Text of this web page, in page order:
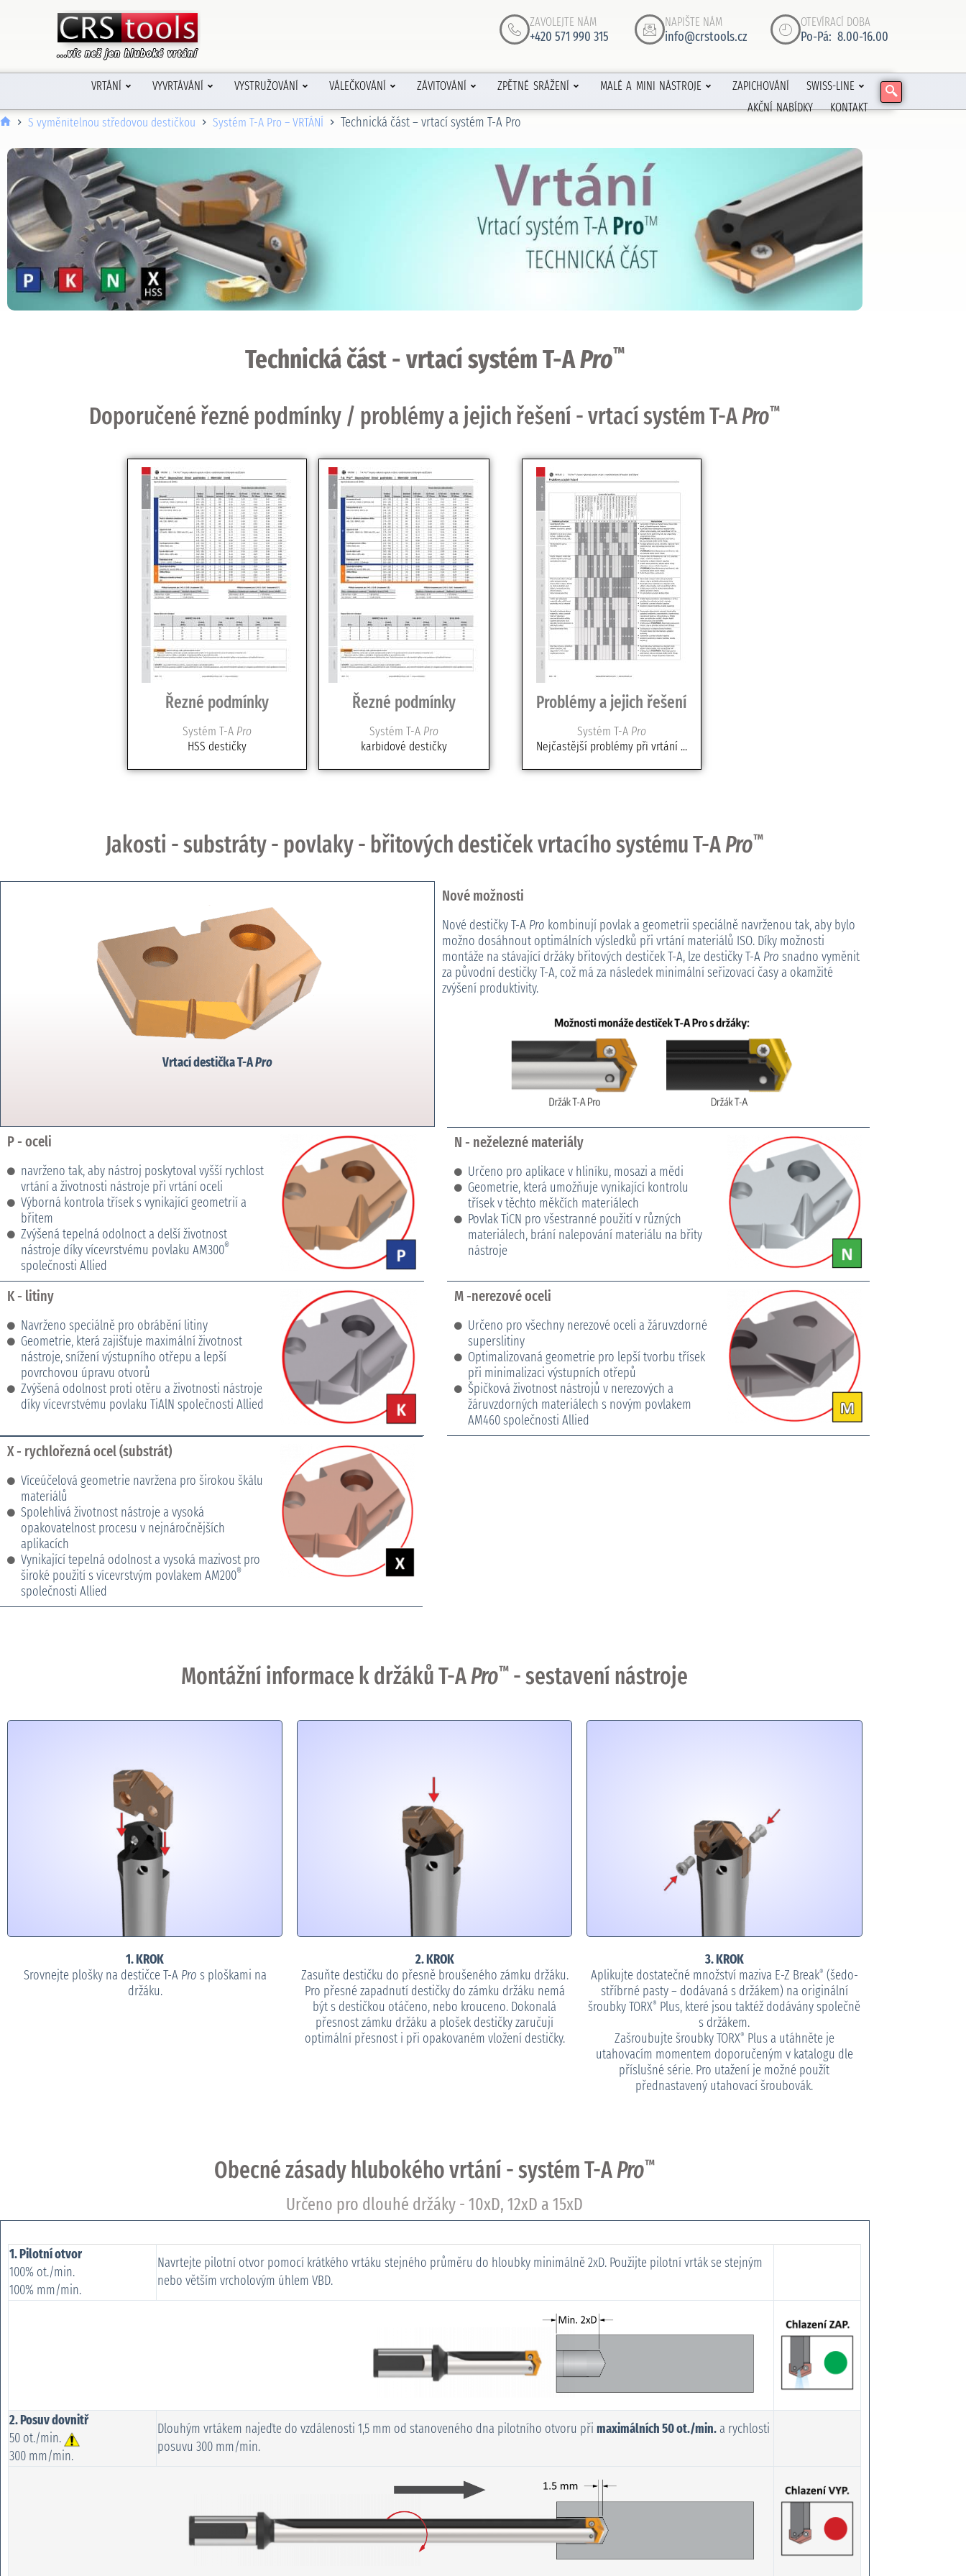
ZAVOLEJTE NÁM
+420 571 990 315
NAPIŠTE NÁM
info@crstools.cz
OTEVÍRACÍ DOBA
Po-Pá: 8.00-16.00
VRTÁNÍ VYVRTÁVÁNÍ VYSTRUŽOVÁNÍ VÁLEČKOVÁNÍ ZÁVITOVÁNÍ ZPĚTNÉ SRÁŽENÍ MALÉ A MINI NÁSTROJE ZAPICHOVÁNÍ
SWISS-LINE
AKČNÍ NABÍDKY
KONTAKT
S vyměnitelnou středovou destičkou Systém T-A Pro – VRTÁNÍ Technická část – vrtací systém T-A Pro
Technická část - vrtací systém T-APro™
Doporučené řezné podmínky / problémy a jejich řešení - vrtací systém T-APro™
Řezné podmínky
Systém T-A Pro
HSS destičky
Řezné podmínky
Systém T-A Pro
karbidové destičky
Problémy a jejich řešení
Systém T-A Pro
Nejčastější problémy při vrtání ...
Jakosti - substráty - povlaky - břitových destiček vrtacího systému T-APro™
Vrtací destička T-APro
Nové možnosti
Nové destičky T-A Pro kombinují povlak a geometrii speciálně navrženou tak, aby bylo
možno dosáhnout optimálních výsledků při vrtání materiálů ISO. Díky možnosti
montáže na stávající držáky břitových destiček T-A, lze destičky T-A Pro snadno vyměnit
za původní destičky T-A, což má za následek minimální seřizovací časy a okamžité
zvýšení produktivity.
P - oceli
navrženo tak, aby nástroj poskytoval vyšší rychlost
vrtání a životnosti nástroje při vrtání oceli
Výborná kontrola třísek s vynikající geometrií a
břitem
Zvýšená tepelná odolnoct a delší životnost
nástroje díky vícevrstvému povlaku AM300®
společnosti Allied
N - neželezné materiály
Určeno pro aplikace v hliníku, mosazi a mědi
Geometrie, která umožňuje vynikající kontrolu
třísek v těchto měkčích materiálech
Povlak TiCN pro všestranné použití v různých
materiálech, brání nalepování materiálu na břity
nástroje
K - litiny
Navrženo speciálně pro obrábění litiny
Geometrie, která zajišťuje maximální životnost
nástroje, snížení výstupního otřepu a lepší
povrchovou úpravu otvorů
Zvýšená odolnost proti otěru a životnosti nástroje
díky vícevrstvému povlaku TiAlN společnosti Allied
M -nerezové oceli
Určeno pro všechny nerezové oceli a žáruvzdorné
superslitiny
Optimalizovaná geometrie pro lepší tvorbu třísek
při minimalizaci výstupních otřepů
Špičková životnost nástrojů v nerezových a
žáruvzdorných materiálech s novým povlakem
AM460 společnosti Allied
X - rychlořezná ocel (substrát)
Víceúčelová geometrie navržena pro širokou škálu
materiálů
Spolehlivá životnost nástroje a vysoká
opakovatelnost procesu v nejnáročnějších
aplikacích
Vynikající tepelná odolnost a vysoká mazivost pro
široké použití s vícevrstvým povlakem AM200®
společnosti Allied
Montážní informace k držáků T-APro™ - sestavení nástroje
1. KROK
Srovnejte plošky na destičce T-A Pro s ploškami na
držáku.
2. KROK
Zasuňte destičku do přesně broušeného zámku držáku.
Pro přesné zapadnutí destičky do zámku držáku nemá
být s destičkou otáčeno, nebo krouceno. Dokonalá
přesnost zámku držáku a plošek destičky zaručují
optimální přesnost i při opakovaném vložení destičky.
3. KROK
Aplikujte dostatečné množství maziva E-Z Break® (šedo-
stříbrné pasty – dodávaná s držákem) na originální
šroubky TORX® Plus, které jsou taktéž dodávány společně
s držákem.
Zašroubujte šroubky TORX® Plus a utáhněte je
utahovacím momentem doporučeným v katalogu dle
příslušné série. Pro utažení je možné použít
přednastavený utahovací šroubovák.
Obecné zásady hlubokého vrtání - systém T-APro™
Určeno pro dlouhé držáky - 10xD, 12xD a 15xD
1. Pilotní otvor
100% ot./min.
100% mm/min.
Navrtejte pilotní otvor pomocí krátkého vrtáku stejného průměru do hloubky minimálně 2xD. Použijte pilotní vrták se stejným
nebo větším vrcholovým úhlem VBD.
2. Posuv dovnitř
50 ot./min.
300 mm/min.
Dlouhým vrtákem najeďte do vzdálenosti 1,5 mm od stanoveného dna pilotního otvoru přimaximálních 50 ot./min.a rychlosti
posuvu 300 mm/min.